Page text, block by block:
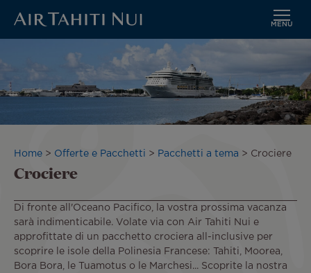
al
principale
MENU
Briciole
di
Home Offerte e Pacchetti Pacchetti a tema Crociere
Crociere
Di fronte all'Oceano Pacifico, la vostra prossima vacanza
sarà indimenticabile. Volate via con Air Tahiti Nui e
approfittate di un pacchetto crociera all-inclusive per
scoprire le isole della Polinesia Francese: Tahiti, Moorea,
Bora Bora, le Tuamotus o le Marchesi... Scoprite la nostra